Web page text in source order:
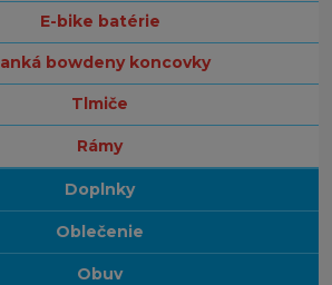
e-bike batérie
lanká bowdeny koncovky
tlmiče
rámy
doplnky
oblečenie
obuv